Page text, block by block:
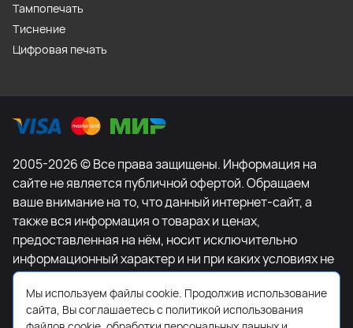
Тампопечать
Тиснение
Цифровая печать
2005-2026 © Все права защищены. Информация на
сайте не является публичной офертой. Обращаем
ваше внимание на то, что данный интернет-сайт, а
также вся информация о товарах и ценах,
предоставленная на нём, носит исключительно
информационный характер и ни при каких условиях не
является публичной офертой, определяемой
положениями Статьи 437 Гражданского кодекса
Российской Федерации. Для получения подробной
Мы используем файлы cookie. Продолжив использование
сайта, Вы соглашаетесь с политикой использования